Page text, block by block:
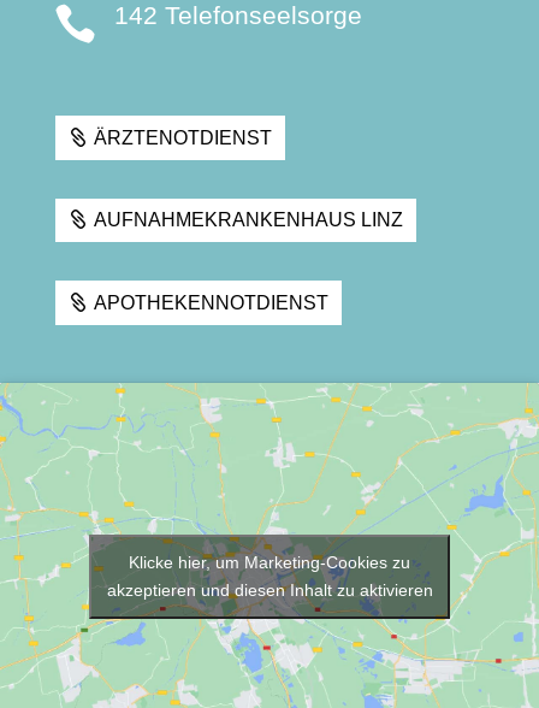
 142 Telefonseelsorge
ÄRZTENOTDIENST
AUFNAHMEKRANKENHAUS LINZ
APOTHEKENNOTDIENST
Klicke hier, um Marketing-Cookies zu
akzeptieren und diesen Inhalt zu aktivieren